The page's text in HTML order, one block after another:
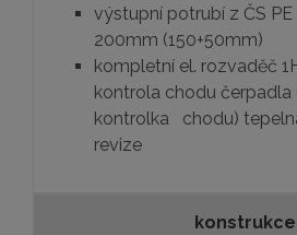
výstupní potrubí z ČS
200mm (150+50mm)
kompletní el. rozvaděč
kontrola chodu čerpadla
kontrolka chodu)
revize
konstrukce